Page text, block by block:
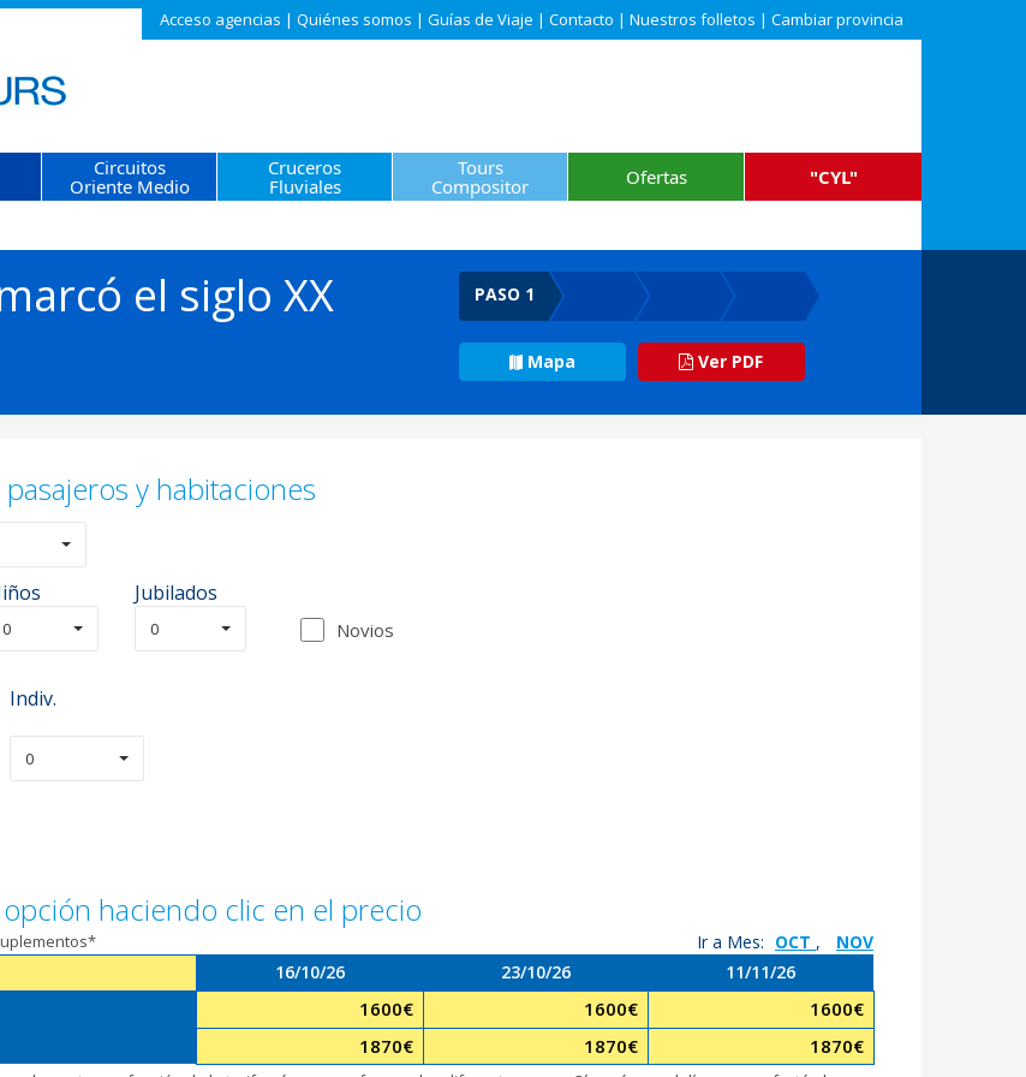
Acceso agencias | Quiénes somos | Guías de Viaje | Contacto | Nuestros folletos | Cambiar provincia
Circuitos
Oriente Medio
Cruceros
Fluviales
Tours
Compositor
Ofertas "CYL"
el siglo XX PASO 1
Mapa Ver PDF
y habitaciones
Jubilados
0 0 Novios
Indiv.
0
haciendo clic en el precio
Ir a Mes: OCT ,
NOV
16/10/26
23/10/26
11/11/26
1600€ 1600€ 1600€
1870€ 1870€ 1870€